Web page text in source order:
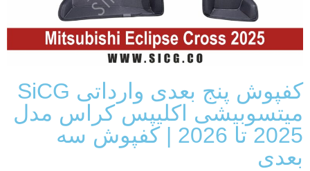
کفپوش پنج بعدی وارداتی SiCG
میتسوبیشی اکلیپس کراس مدل
2025 تا 2026 | کفپوش سه
بعدی